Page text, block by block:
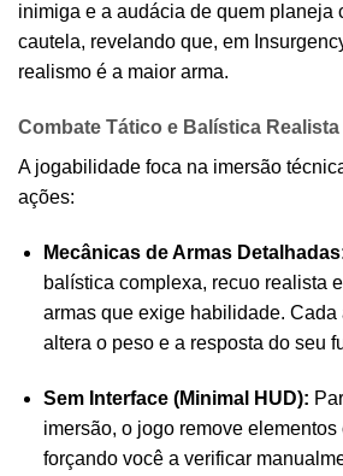
inimiga e a audácia de quem planeja
cautela, revelando que, em
realismo é a maior arma.
Combate Tático e Balística Realista
A jogabilidade foca na imersão
ações:
Mecânicas de Armas
balística complexa, recuo realista
armas que exige habilidade.
altera o peso e a resposta do seu
Sem Interface (Minimal HUD):
imersão, o jogo remove elementos
forçando você a verificar